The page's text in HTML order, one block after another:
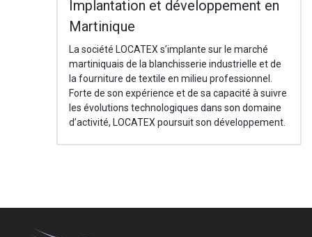
Implantation et développement en
Martinique
La société LOCATEX s’implante sur le marché
martiniquais de la blanchisserie industrielle et de
la fourniture de textile en milieu professionnel.
Forte de son expérience et de sa capacité à suivre
les évolutions technologiques dans son domaine
d’activité, LOCATEX poursuit son développement.